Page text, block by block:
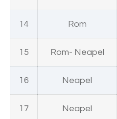
14 Rom
15 Rom- Neapel
16 Neapel
17 Neapel